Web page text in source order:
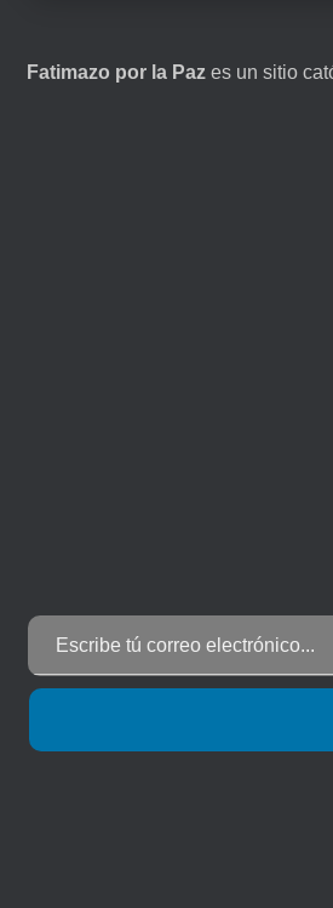
Fatimazo por la Pazes un sitio